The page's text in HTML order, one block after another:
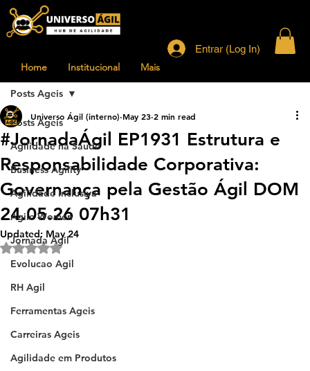
Home Institucional Mais
Entrar (Log In)
Posts Ageis
Agilidade na Saude
Business Agility
Agilidade Inclusiva
Agile Women
Jornada Agil
Evolucao Agil
RH Agil
Ferramentas Ageis
Carreiras Ageis
Agilidade em Produtos
Posts Ageis
#JornadaÁgil EP1931 Estrutura e
Responsabilidade Corporativa:
Governança pela Gestão Ágil DOM
24.05.26 07h31
Universo Ágil (interno) May 23 2 min read
Updated: May 24
Rated NaN out of 5 stars.